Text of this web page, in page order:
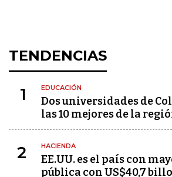
TENDENCIAS
1 EDUCACIÓN
Dos universidades de
las 10 mejores de la
2 HACIENDA
EE.UU. es el país con
pública con US$40,7